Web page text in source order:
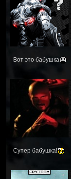
Вот это бабушка
Супер бабушка!